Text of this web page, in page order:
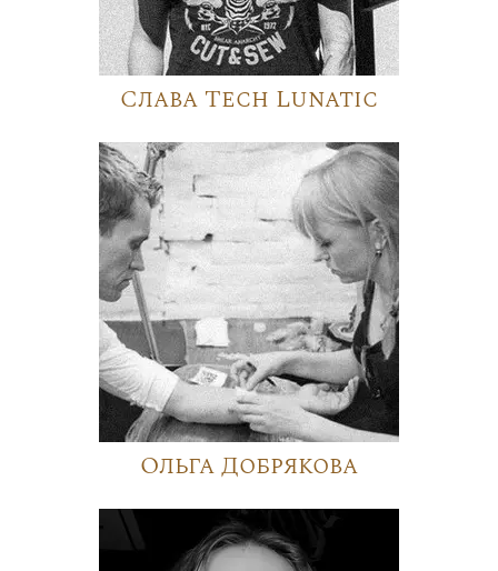
Слава Tech Lunatic
Ольга Добрякова